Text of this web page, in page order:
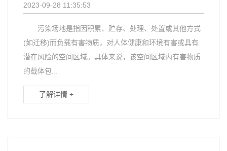
2023-09-28 11:35:53
污染场地是指因积累、贮存、处理、处置或其他方式
(如迁移)而负载有害物质，对人体健康和环境有害或具有
潜在风险的空间区域。具体来说，该空间区域内有害物质
的载体包...
了解详情 +